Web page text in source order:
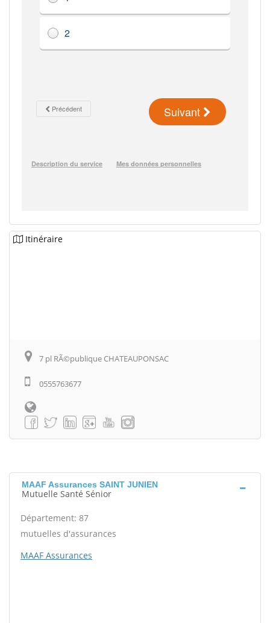
Itinéraire
7 pl RÃ©publique CHATEAUPONSAC
0555763677
MAAF Assurances SAINT JUNIEN
Mutuelle Santé Sénior
Département: 87
mutuelles d'assurances
MAAF Assurances